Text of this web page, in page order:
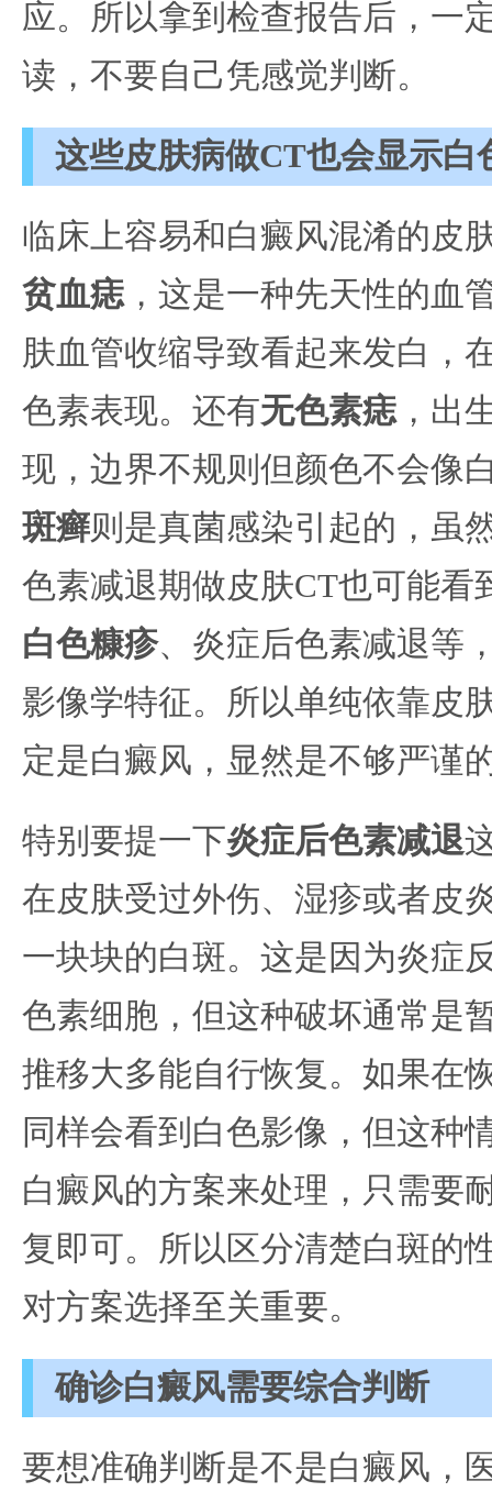
应。所以拿到检查报告后，一
读，不要自己凭感觉判断。
这些皮肤病做CT也会显示白
临床上容易和白癜风混淆的皮
贫血痣，这是一种先天性的血
肤血管收缩导致看起来发白，
色素表现。还有无色素痣，出
现，边界不规则但颜色不会像
斑癣则是真菌感染引起的，虽
色素减退期做皮肤CT也可能看
白色糠疹、炎症后色素减退等
影像学特征。所以单纯依靠皮
定是白癜风，显然是不够严谨
特别要提一下炎症后色素减退
在皮肤受过外伤、湿疹或者皮
一块块的白斑。这是因为炎症
色素细胞，但这种破坏通常是
推移大多能自行恢复。如果在
同样会看到白色影像，但这种
白癜风的方案来处理，只需要
复即可。所以区分清楚白斑的
对方案选择至关重要。
确诊白癜风需要综合判断
要想准确判断是不是白癜风，